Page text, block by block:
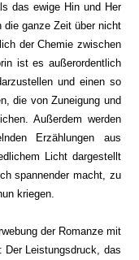
das ewige Hin und Her
ganze Zeit über nicht
der Chemie zwischen
ist es außerordentlich
und einen so
die von Zuneigung und
Außerdem werden
Erzählungen aus
Licht dargestellt
spannender macht, zu
kriegen.
der Romanze mit
Der Leistungsdruck, das